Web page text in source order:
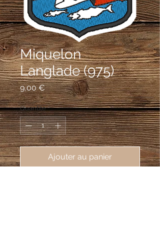
Miquelon
Langlade (975)
9,00 €Prix
Quantité *
Ajouter au panier